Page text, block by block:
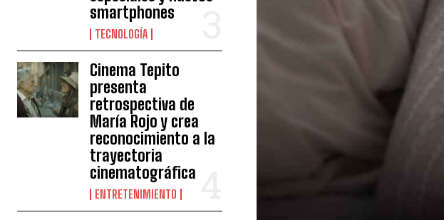
smartphones
TECNOLOGÍA
Cinema Tepito
presenta
retrospectiva de
María Rojo y crea
reconocimiento a la
trayectoria
cinematográfica
ENTRETENIMIENTO